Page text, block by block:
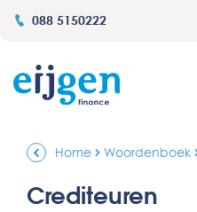
088 5150222
Home Woordenboek
Crediteuren